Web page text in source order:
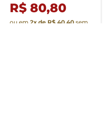
R$ 80,80
ou em 2x de R$ 40,40 sem